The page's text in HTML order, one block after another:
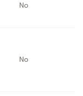
No
No